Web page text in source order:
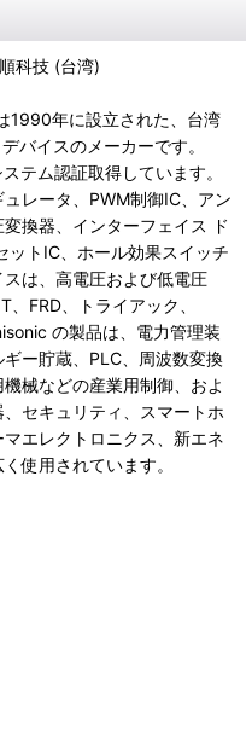
科技 (台湾)
1990年に設立された、台湾
バイスのメーカーです。
テム認証取得しています。
レータ、PWM制御IC、アン
換器、インターフェイス ド
ットIC、ホール効果スイッチ
は、高電圧および低電圧
FRD、トライアック、
の製品は、電力管理装
ー貯蔵、PLC、周波数変換
械などの産業用制御、およ
セキュリティ、スマートホ
エレクトロニクス、新エネ
使用されています。